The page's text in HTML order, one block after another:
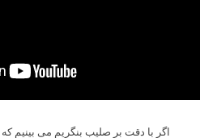
اگر با دقت بر صلیب بنگریم می بینیم